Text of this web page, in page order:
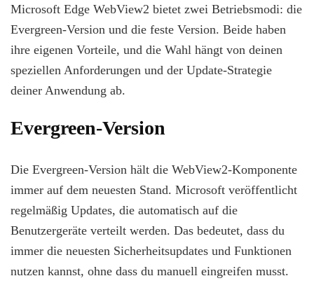
Microsoft Edge WebView2 bietet zwei Betriebsmodi: die
Evergreen-Version und die feste Version. Beide haben
ihre eigenen Vorteile, und die Wahl hängt von deinen
speziellen Anforderungen und der Update-Strategie
deiner Anwendung ab.
Evergreen-Version
Die Evergreen-Version hält die WebView2-Komponente
immer auf dem neuesten Stand. Microsoft veröffentlicht
regelmäßig Updates, die automatisch auf die
Benutzergeräte verteilt werden. Das bedeutet, dass du
immer die neuesten Sicherheitsupdates und Funktionen
nutzen kannst, ohne dass du manuell eingreifen musst.